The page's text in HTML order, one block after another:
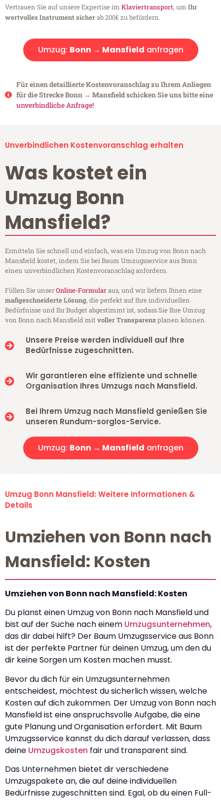
Vertrauen Sie auf unsere Expertise im Klaviertransport, um Ihr
wertvolles Instrument sicherab 200€ zu befördern.
Umzug: Bonn → Mansfield anfragen
Für einen detaillierte Kostenvoranschlag zu Ihrem Anliegen
für die Strecke Bonn → Mansfield schicken Sie uns bitte eine
unverbindliche Anfrage!
Unverbindlichen Kostenvoranschlag erhalten
Was kostet ein
Umzug Bonn
Mansfield?
Ermitteln Sie schnell und einfach, was ein Umzug von Bonn nach
Mansfield kostet, indem Sie bei Baum Umzugsservice aus Bonn
einen unverbindlichen Kostenvoranschlag anfordern.
Füllen Sie unserOnline-Formularaus, und wir liefern Ihnen eine
maßgeschneiderte Lösung, die perfekt auf Ihre individuellen
Bedürfnisse und Ihr Budget abgestimmt ist, sodass Sie Ihre Umzug
von Bonn nach Mansfield mitvoller Transparenzplanen können.
Unsere Preise werden individuell auf Ihre
Bedürfnisse zugeschnitten.
Wir garantieren eine effiziente und schnelle
Organisation Ihres Umzugs nach Mansfield.
Bei Ihrem Umzug nach Mansfield genießen Sie
unseren Rundum-sorglos-Service.
Umzug: Bonn → Mansfield anfragen
Umzug Bonn Mansfield: Weitere Informationen &
Details
Umziehen von Bonn nach
Mansfield: Kosten
Umziehen von Bonn nach Mansfield: Kosten
Du planst einen Umzug von Bonn nach Mansfield und
bist auf der Suche nach einem Umzugsunternehmen,
das dir dabei hilft? Der Baum Umzugsservice aus Bonn
ist der perfekte Partner für deinen Umzug, um den du
dir keine Sorgen um Kosten machen musst.
Bevor du dich für ein Umzugsunternehmen
entscheidest, möchtest du sicherlich wissen, welche
Kosten auf dich zukommen. Der Umzug von Bonn nach
Mansfield ist eine anspruchsvolle Aufgabe, die eine
gute Planung und Organisation erfordert. Mit Baum
Umzugsservice kannst du dich darauf verlassen, dass
deine Umzugskosten fair und transparent sind.
Das Unternehmen bietet dir verschiedene
Umzugspakete an, die auf deine individuellen
Bedürfnisse zugeschnitten sind. Egal, ob du einen Full-